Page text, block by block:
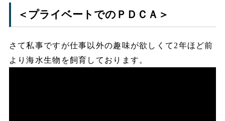
＜プライベートでのＰＤＣＡ＞
さて私事ですが仕事以外の趣味が欲しくて2年ほど前
より海水生物を飼育しております。